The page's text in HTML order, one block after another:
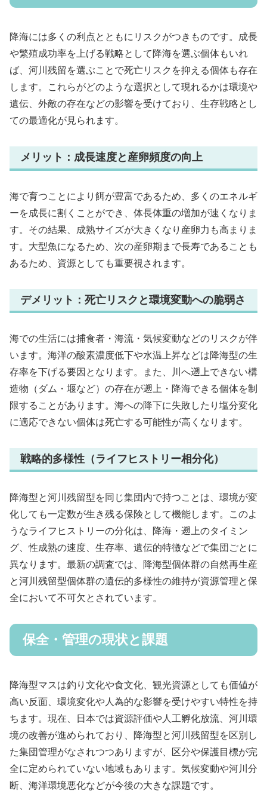
降海には多くの利点とともにリスクがつきものです。成長
や繁殖成功率を上げる戦略として降海を選ぶ個体もいれ
ば、河川残留を選ぶことで死亡リスクを抑える個体も存在
します。これらがどのような選択として現れるかは環境や
遺伝、外敵の存在などの影響を受けており、生存戦略とし
ての最適化が見られます。
メリット：成長速度と産卵頻度の向上
海で育つことにより餌が豊富であるため、多くのエネルギ
ーを成長に割くことができ、体長体重の増加が速くなりま
す。その結果、成熟サイズが大きくなり産卵力も高まりま
す。大型魚になるため、次の産卵期まで長寿であることも
あるため、資源としても重要視されます。
デメリット：死亡リスクと環境変動への脆弱さ
海での生活には捕食者・海流・気候変動などのリスクが伴
います。海洋の酸素濃度低下や水温上昇などは降海型の生
存率を下げる要因となります。また、川へ遡上できない構
造物（ダム・堰など）の存在が遡上・降海できる個体を制
限することがあります。海への降下に失敗したり塩分変化
に適応できない個体は死亡する可能性が高くなります。
戦略的多様性（ライフヒストリー相分化）
降海型と河川残留型を同じ集団内で持つことは、環境が変
化しても一定数が生き残る保険として機能します。このよ
うなライフヒストリーの分化は、降海・遡上のタイミン
グ、性成熟の速度、生存率、遺伝的特徴などで集団ごとに
異なります。最新の調査では、降海型個体群の自然再生産
と河川残留型個体群の遺伝的多様性の維持が資源管理と保
全において不可欠とされています。
保全・管理の現状と課題
降海型マスは釣り文化や食文化、観光資源としても価値が
高い反面、環境変化や人為的な影響を受けやすい特性を持
ちます。現在、日本では資源評価や人工孵化放流、河川環
境の改善が進められており、降海型と河川残留型を区別し
た集団管理がなされつつありますが、区分や保護目標が完
全に定められていない地域もあります。気候変動や河川分
断、海洋環境悪化などが今後の大きな課題です。